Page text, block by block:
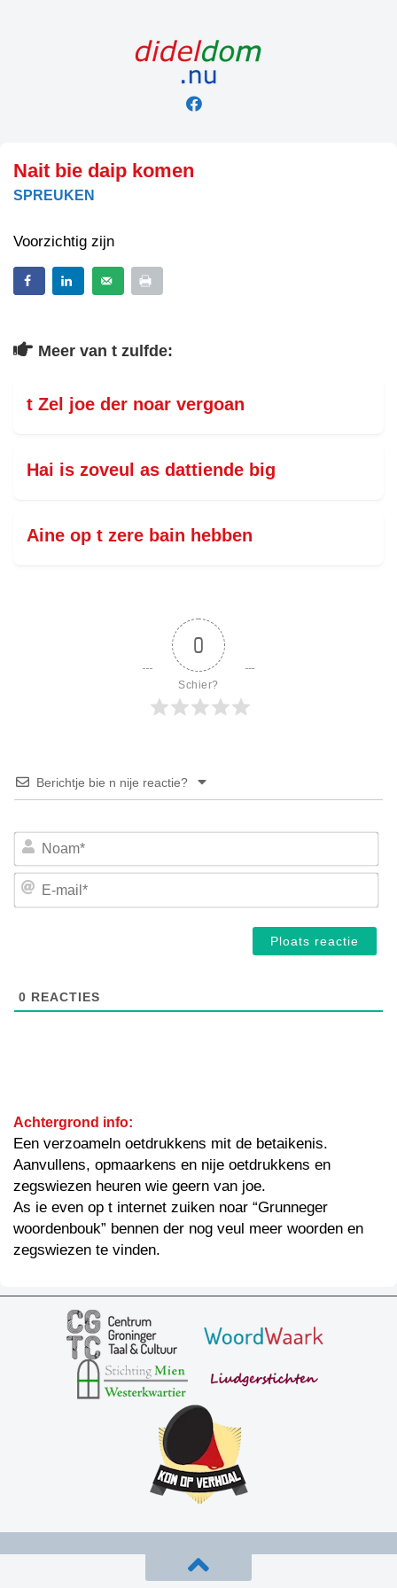
Nait bie daip komen
SPREUKEN
Voorzichtig zijn
Meer van t zulfde:
t Zel joe der noar vergoan
Hai is zoveul as dattiende big
Aine op t zere bain hebben
0
Schier?
Berichtje bie n nije reactie?
E-
0 REACTIES
Achtergrond info:
Een verzoameln oetdrukkens mit de betaikenis.
Aanvullens, opmaarkens en nije oetdrukkens en
zegswiezen heuren wie geern van joe.
As ie even op t internet zuiken noar “Grunneger
woordenbouk” bennen der nog veul meer woorden en
zegswiezen te vinden.